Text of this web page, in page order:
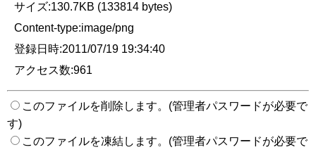
サイズ:130.7KB (133814 bytes)
Content-type:image/png
登録日時:2011/07/19 19:34:40
アクセス数:961
このファイルを削除します。(管理者パスワードが必要で
す)
このファイルを凍結します。(管理者パスワードが必要で